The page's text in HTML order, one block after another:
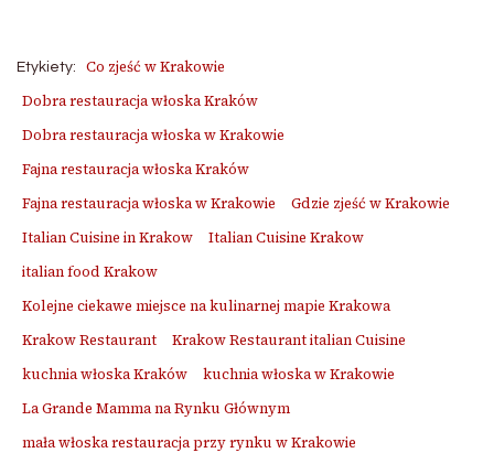
Etykiety:
Co zjeść w Krakowie
Dobra restauracja włoska Kraków
Dobra restauracja włoska w Krakowie
Fajna restauracja włoska Kraków
Fajna restauracja włoska w Krakowie
Gdzie zjeść w Krakowie
Italian Cuisine in Krakow
Italian Cuisine Krakow
italian food Krakow
Kolejne ciekawe miejsce na kulinarnej mapie Krakowa
Krakow Restaurant
Krakow Restaurant italian Cuisine
kuchnia włoska Kraków
kuchnia włoska w Krakowie
La Grande Mamma na Rynku Głównym
mała włoska restauracja przy rynku w Krakowie